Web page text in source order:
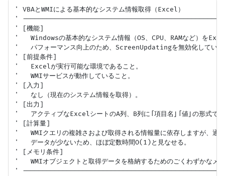
' VBAとWMIによる基本的なシステム情報取得（Excel）
'
' [機能]
'   Windowsの基本的なシステム情報（OS、CPU、RAMなど）を
'   パフォーマンス向上のため、ScreenUpdatingを無効化していま
' [前提条件]
'   Excelが実行可能な環境であること。
'   WMIサービスが動作していること。
' [入力]
'   なし（現在のシステム情報を取得）。
' [出力]
'   アクティブなExcelシートのA列、B列に「項目名」「値」の形式で
' [計算量]
'   WMIクエリの複雑さおよび取得される情報量に依存しますが、
'   データが少ないため、ほぼ定数時間O(1)と見なせる。
' [メモリ条件]
'   WMIオブジェクトと取得データを格納するためのごくわずかなメ
'